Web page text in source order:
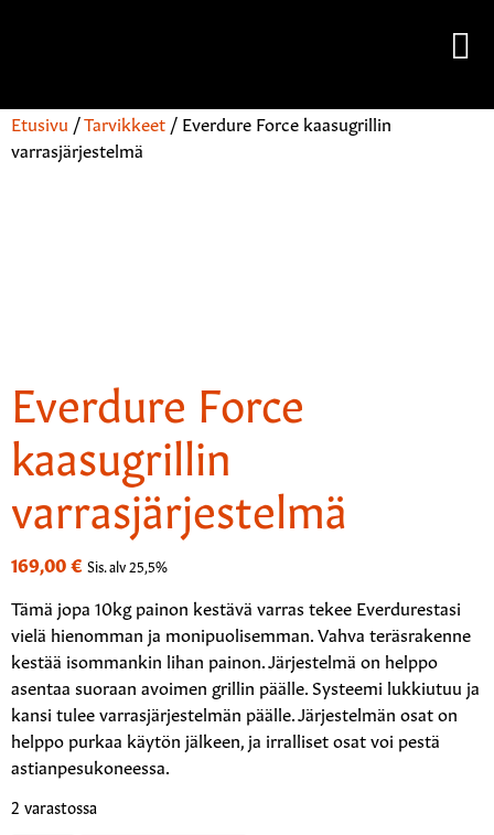
Etusivu /Tarvikkeet / Everdure Force kaasugrillin
varrasjärjestelmä
Everdure Force
kaasugrillin
varrasjärjestelmä
169,00€ Sis. alv 25,5%
Tämä jopa 10kg painon kestävä varras tekee Everdurestasi
vielä hienomman ja monipuolisemman. Vahva teräsrakenne
kestää isommankin lihan painon. Järjestelmä on helppo
asentaa suoraan avoimen grillin päälle. Systeemi lukkiutuu ja
kansi tulee varrasjärjestelmän päälle. Järjestelmän osat on
helppo purkaa käytön jälkeen, ja irralliset osat voi pestä
astianpesukoneessa.
2 varastossa